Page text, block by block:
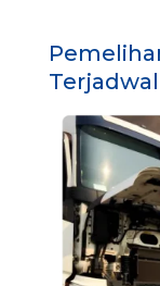
Terjadwal